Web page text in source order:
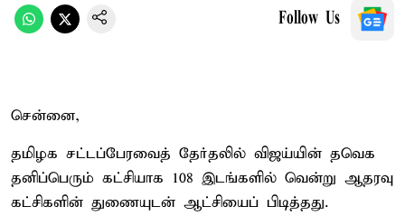
Follow Us
சென்னை,
தமிழக சட்டப்பேரவைத் தேர்தலில் விஜய்யின் தவெக
தனிப்பெரும் கட்சியாக 108 இடங்களில் வென்று ஆதரவு
கட்சிகளின் துணையுடன் ஆட்சியைப் பிடித்தது.